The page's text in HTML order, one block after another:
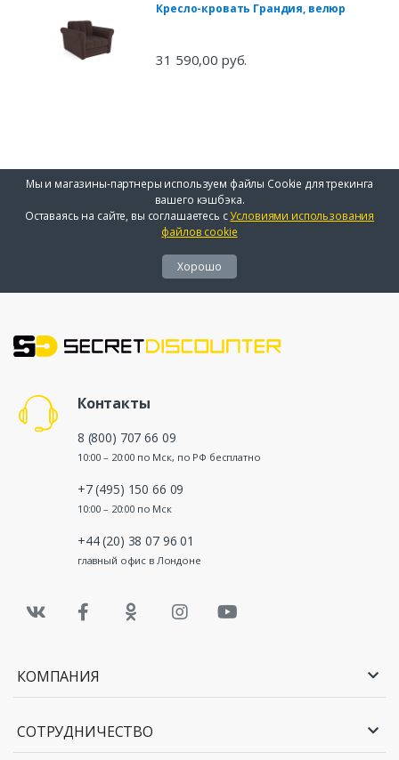
Кресло-кровать Грандия, велюр
31 590,00 руб.
Мы и магазины-партнеры используем файлы Cookie для трекинга
вашего кэшбэка.
Оставаясь на сайте, вы соглашаетесь сУсловиями использования
файлов cookie
Хорошо
Контакты
8 (800) 707 66 09
10:00 – 20:00 по Мск, по РФ бесплатно
+7 (495) 150 66 09
10:00 – 20:00 по Мск
+44 (20) 38 07 96 01
главный офис в Лондоне
КОМПАНИЯ
СОТРУДНИЧЕСТВО